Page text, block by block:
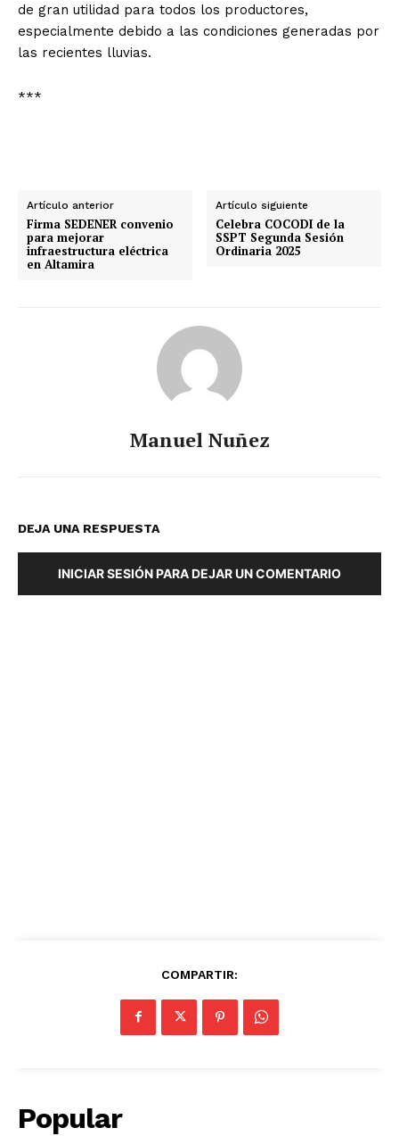
de gran utilidad para todos los productores,
especialmente debido a las condiciones generadas por
las recientes lluvias.
***
Artículo anterior
Firma SEDENER convenio
para mejorar
infraestructura eléctrica
en Altamira
Artículo siguiente
Celebra COCODI de la
SSPT Segunda Sesión
Ordinaria 2025
Manuel Nuñez
DEJA UNA RESPUESTA
INICIAR SESIÓN PARA DEJAR UN COMENTARIO
COMPARTIR:
Popular